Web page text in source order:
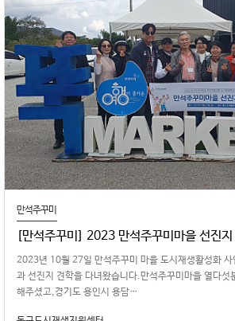
만석주꾸미
[만석주꾸미] 2023 만석주꾸미마을 선진
2023년 10월 27일 만석주꾸미 마을 도시재생활성화 사
과 선진지 견학을 다녀왔습니다.만석주꾸미마을 열다섯
해주셨고,경기도 용인시 용담…